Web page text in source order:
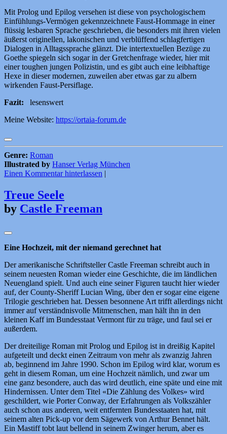
Mit Prolog und Epilog versehen ist diese von psychologischem
Einfühlungs-Vermögen gekennzeichnete Faust-Hommage in einer
flüssig lesbaren Sprache geschrieben, die besonders mit ihren vielen
äußerst originellen, lakonischen und verblüffend schlagfertigen
Dialogen in Alltagssprache glänzt. Die intertextuellen Bezüge zu
Goethe spiegeln sich sogar in der Gretchenfrage wieder, hier mit
einer toughen jungen Polizistin, und es gibt auch eine leibhaftige
Hexe in dieser modernen, zuweilen aber etwas gar zu albern
wirkenden Faust-Persiflage.
Fazit: lesenswert
Meine Website: https://ortaia-forum.de
Genre: Roman
Illustrated by Hanser Verlag München
Einen Kommentar hinterlassen
Treue Seele
by Castle Freeman
Eine Hochzeit, mit der niemand gerechnet hat
Der amerikanische Schriftsteller Castle Freeman schreibt auch in
seinem neuesten Roman wieder eine Geschichte, die im ländlichen
Neuengland spielt. Und auch eine seiner Figuren taucht hier wieder
auf, der County-Sheriff Lucian Wing, über den er sogar eine eigene
Trilogie geschrieben hat. Dessen besonnene Art trifft allerdings nicht
immer auf verständnisvolle Mitmenschen, man hält ihn in den
kleinen Kaff im Bundesstaat Vermont für zu träge, und faul sei er
außerdem.
Der dreiteilige Roman mit Prolog und Epilog ist in dreißig Kapitel
aufgeteilt und deckt einen Zeitraum von mehr als zwanzig Jahren
ab, beginnend im Jahre 1990. Schon im Epilog wird klar, worum es
geht in diesem Roman, um eine Hochzeit nämlich, und zwar um
eine ganz besondere, auch das wird deutlich, eine späte und eine mit
Hindernissen. Unter dem Titel «Die Zählung des Volkes» wird
geschildert, wie Porter Conway, der Erfahrungen als Volkszähler
auch schon aus anderen, weit entfernten Bundesstaaten hat, mit
seinem alten Pick-up vor dem Sägewerk von Arthur Bennet hält.
Ein Mastiff tobt laut bellend in seinem Zwinger herum, aber es